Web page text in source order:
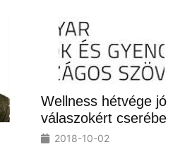
Wellness hétvége jó
válaszokért cserébe
2018-10-02